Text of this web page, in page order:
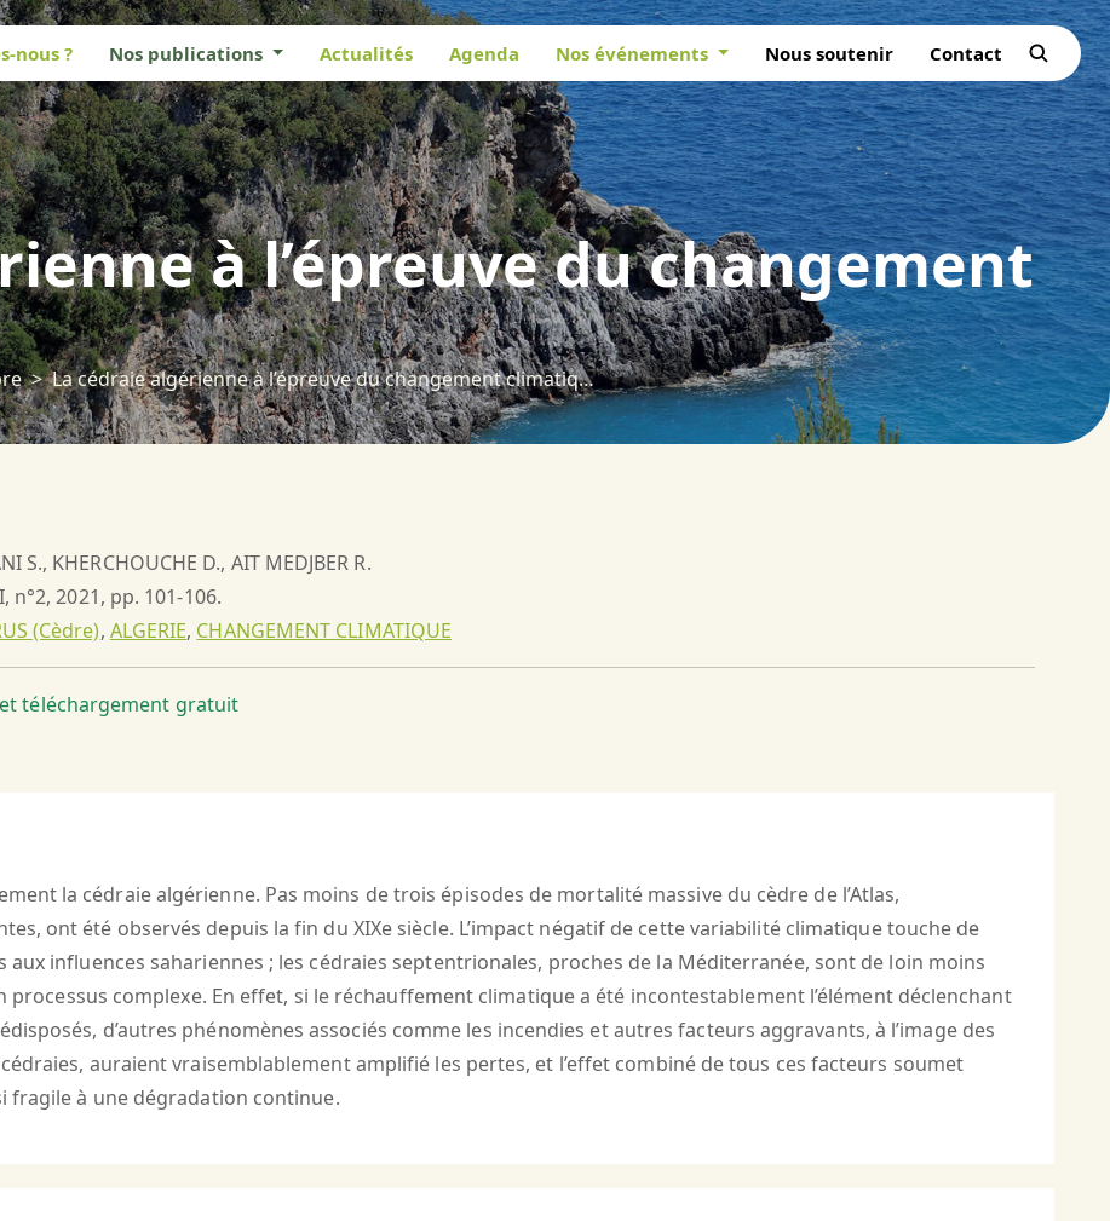
nous ? Nos publications Actualités Agenda Nos événements Nous soutenir Contact
à l’épreuve du changement
La cédraie algérienne à l’épreuve du changement climatique
S., KHERCHOUCHE D., AIT MEDJBER R.
n°2, 2021, pp. 101-106.
(Cèdre), ALGERIE, CHANGEMENT CLIMATIQUE
téléchargement gratuit
la cédraie algérienne. Pas moins de trois épisodes de mortalité massive du cèdre de l’Atlas,
ont été observés depuis la fin du XIXe siècle. L’impact négatif de cette variabilité climatique touche de
influences sahariennes ; les cédraies septentrionales, proches de la Méditerranée, sont de loin moins
complexe. En effet, si le réchauffement climatique a été incontestablement l’élément déclenchant
d’autres phénomènes associés comme les incendies et autres facteurs aggravants, à l’image des
auraient vraisemblablement amplifié les pertes, et l’effet combiné de tous ces facteurs soumet
fragile à une dégradation continue.